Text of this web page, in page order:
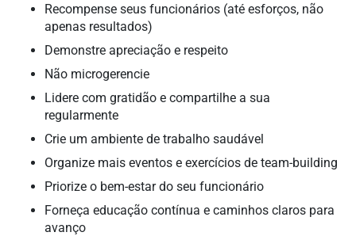
Recompense seus funcionários (até esforços, não
apenas resultados)
Demonstre apreciação e respeito
Não microgerencie
Lidere com gratidão e compartilhe a sua
regularmente
Crie um ambiente de trabalho saudável
Organize mais eventos e exercícios de team-building
Priorize o bem-estar do seu funcionário
Forneça educação contínua e caminhos claros para
avanço